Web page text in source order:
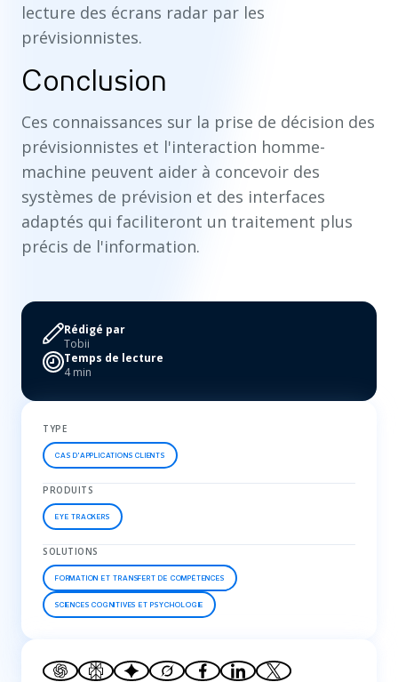
lecture des écrans radar par les
prévisionnistes.
Conclusion
Ces connaissances sur la prise de décision des
prévisionnistes et l'interaction homme-
machine peuvent aider à concevoir des
systèmes de prévision et des interfaces
adaptés qui faciliteront un traitement plus
précis de l'information.
Rédigé par
Tobii
Temps de lecture
4 min
TYPE
CAS D'APPLICATIONS CLIENTS
PRODUITS
EYE TRACKERS
SOLUTIONS
FORMATION ET TRANSFERT DE COMPÉTENCES
SCIENCES COGNITIVES ET PSYCHOLOGIE